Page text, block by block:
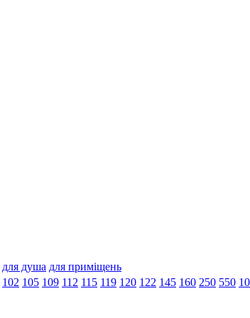
для душа для приміщень
102 105 109 112 115 119 120 122 145 160 250 550